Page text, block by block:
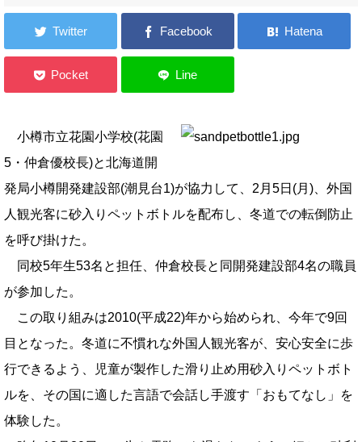
小樽市立花園小学校(花園
5・仲倉優校長)と北海道開
発局小樽開発建設部(潮見台1)が協力して、2月5日(月)、外国
人観光客に砂入りペットボトルを配布し、冬道での転倒防止
を呼び掛けた。
同校5年生53名と担任、仲倉校長と同開発建設部4名の職員
が参加した。
この取り組みは2010(平成22)年から始められ、今年で9回
目となった。冬道に不慣れな外国人観光客が、安心安全に歩
行できるよう、児童が製作した滑り止め用砂入りペットボト
ルを、その国に適した言語で会話し手渡す「おもてなし」を
体験した。